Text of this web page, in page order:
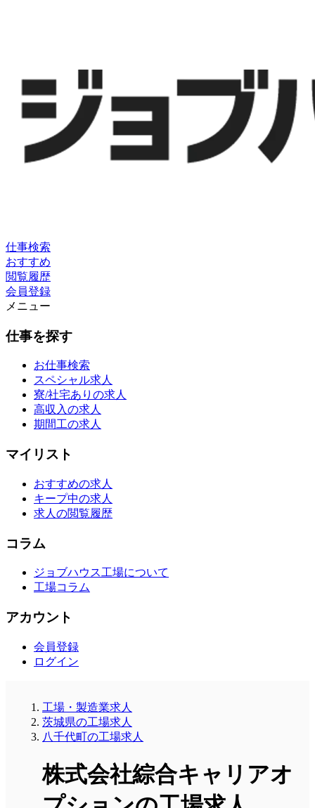
仕事検索
おすすめ
閲覧履歴
会員登録
メニュー
仕事を探す
お仕事検索
スペシャル求人
寮/社宅ありの求人
高収入の求人
期間工の求人
マイリスト
おすすめの求人
キープ中の求人
求人の閲覧履歴
コラム
ジョブハウス工場について
工場コラム
アカウント
会員登録
ログイン
工場・製造業求人
茨城県の工場求人
八千代町の工場求人
株式会社綜合キャリアオ